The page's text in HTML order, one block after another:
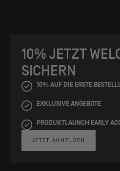
10% JETZT
SICHERN
10% AUF DIE ERSTE
EXKLUSIVE ANGEBOTE
PRODUKTLAUNCH EARLY
JETZT ANMELDEN